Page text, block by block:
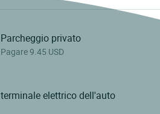
Parcheggio privato
Pagare 9.45 USD
terminale elettrico dell'auto